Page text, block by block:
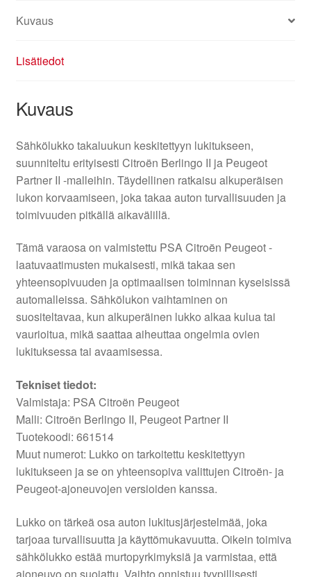
Kuvaus
Lisätiedot
Kuvaus
Sähkölukko takaluukun keskitettyyn lukitukseen,
suunniteltu erityisesti Citroën Berlingo II ja Peugeot
Partner II -malleihin. Täydellinen ratkaisu alkuperäisen
lukon korvaamiseen, joka takaa auton turvallisuuden ja
toimivuuden pitkällä aikavälillä.
Tämä varaosa on valmistettu PSA Citroën Peugeot -
laatuvaatimusten mukaisesti, mikä takaa sen
yhteensopivuuden ja optimaalisen toiminnan kyseisissä
automalleissa. Sähkölukon vaihtaminen on
suositeltavaa, kun alkuperäinen lukko alkaa kulua tai
vaurioitua, mikä saattaa aiheuttaa ongelmia ovien
lukituksessa tai avaamisessa.
Tekniset tiedot:
Valmistaja: PSA Citroën Peugeot
Malli: Citroën Berlingo II, Peugeot Partner II
Tuotekoodi: 661514
Muut numerot: Lukko on tarkoitettu keskitettyyn
lukitukseen ja se on yhteensopiva valittujen Citroën- ja
Peugeot-ajoneuvojen versioiden kanssa.
Lukko on tärkeä osa auton lukitusjärjestelmää, joka
tarjoaa turvallisuutta ja käyttömukavuutta. Oikein toimiva
sähkölukko estää murtopyrkimyksiä ja varmistaa, että
ajoneuvo on suojattu. Vaihto onnistuu tyypillisesti